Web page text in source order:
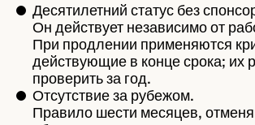
Десятилетний статус без
Он действует независимо от
При продлении применяются
действующие в конце срока; их
проверить за год.
Отсутствие за рубежом.
Правило шести месяцев,